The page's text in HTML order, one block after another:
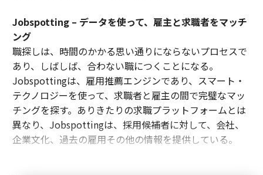
Jobspotting – データを使って、雇主と求職者をマッチ
ング
職探しは、時間のかかる思い通りにならないプロセスで
あり、しばしば、合わない職につくことになる。
Jobspottingは、雇用推薦エンジンであり、スマート・
テクノロジーを使って、求職者と雇主の間で完璧なマッ
チングを探す。ありきたりの求職プラットフォームとは
異なり、Jobspottingは、採用候補者に対して、会社、
企業文化、過去の雇用その他の情報を提供している。